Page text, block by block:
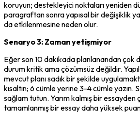
koruyun; destekleyici noktaları yeniden
paragraftan sonra yapısal bir değişiklik
da etkilenmesine neden olur.
Senaryo 3: Zaman yetişmiyor
Eğer son 10 dakikada planlanandan çok
durum kritik ama çözümsüz değildir.
mevcut planı sadık bir şekilde
kısaltın; 6 cümle yerine 3-4 cümle yazın.
sağlam tutun. Yarım kalmış bir essayden
tamamlanmış bir essay daha yüksek puan